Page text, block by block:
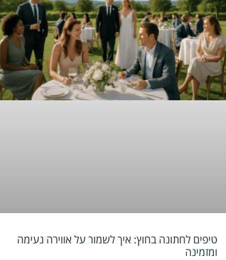
טיפים לחתונה בחוץ: איך לשמור על אווירה נעימה
ומזמינה